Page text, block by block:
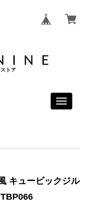
Toggle
キュービックジル